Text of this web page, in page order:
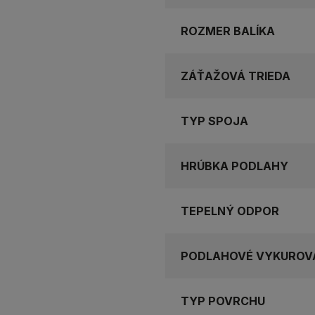
ROZMER BALÍKA
ZÁŤAŽOVÁ TRIEDA
TYP SPOJA
HRÚBKA PODLAHY
TEPELNÝ ODPOR
PODLAHOVÉ
TYP POVRCHU